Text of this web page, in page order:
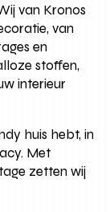
van Kronos
van
en
stoffen,
interieur
huis hebt, in
Met
zetten wij